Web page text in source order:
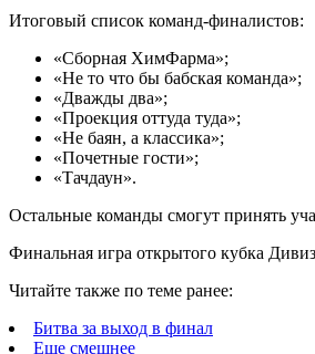
Итоговый список команд-финалистов:
«Сборная ХимФарма»;
«Не то что бы бабская команда»;
«Дважды два»;
«Проекция оттуда туда»;
«Не баян, а классика»;
«Почетные гости»;
«Тачдаун».
Остальные команды смогут принять
Финальная игра открытого кубка
Читайте также по теме ранее:
Битва за выход в финал
Еще смешнее